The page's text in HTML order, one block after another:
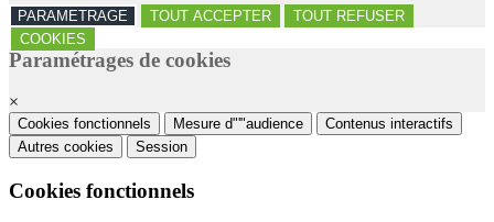
PARAMETRAGE TOUT ACCEPTER
TOUT REFUSER
COOKIES
Paramétrages de cookies
×
Cookies fonctionnels Mesure d"'"audience
Contenus interactifs
Autres cookies
Session
Cookies fonctionnels